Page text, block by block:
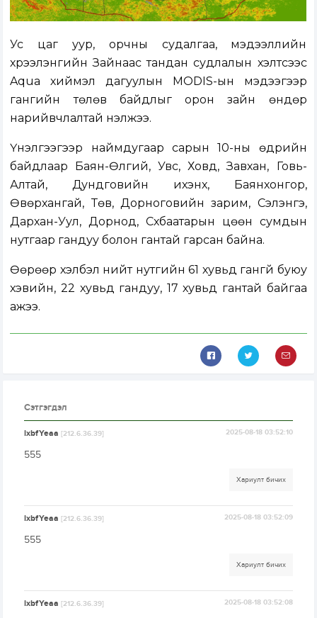
Ус цаг уур, орчны судалгаа, мэдээллийн
хүрээлэнгийн Зайнаас тандан судлалын хэлтсээс
Aqua хиймэл дагуулын MODIS-ын мэдээгээр
гангийн төлөв байдлыг орон зайн өндөр
нарийвчлалтай үнэлжээ.
Үнэлгээгээр наймдугаар сарын 10-ны өдрийн
байдлаар Баян-Өлгий, Увс, Ховд, Завхан, Говь-
Алтай, Дундговийн ихэнх, Баянхонгор,
Өвөрхангай, Төв, Дорноговийн зарим, Сэлэнгэ,
Дархан-Уул, Дорнод, Сүхбаатарын цөөн сумдын
нутгаар гандуу болон гантай гарсан байна.
Өөрөөр хэлбэл нийт нутгийн 61 хувьд гангүй буюу
хэвийн, 22 хувьд гандуу, 17 хувьд гантай байгаа
ажээ.
Сэтгэгдэл
lxbfYeaa[212.6.36.39] 2025-08-18 03:52:10
555
Хариулт бичих
lxbfYeaa[212.6.36.39] 2025-08-18 03:52:09
555
Хариулт бичих
lxbfYeaa[212.6.36.39] 2025-08-18 03:52:08